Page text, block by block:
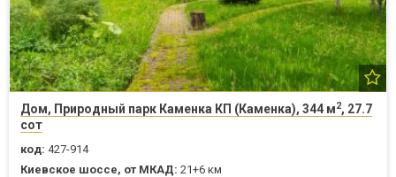
Дом, Природный парк Каменка КП (Каменка), 344 м2, 27.7
сот
код: 427-914
Киевское шоссе, от МКАД: 21+6 км